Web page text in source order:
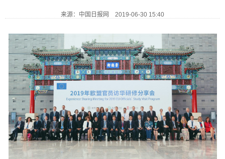
来源：中国日报网 2019-06-30 15:40